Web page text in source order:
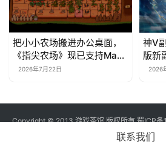
把小小农场搬进办公桌面，
《指尖农场》现已支持Mac
系统！
2026年7月22日
神V
版新
2026
Copyright © 2013 游戏茶馆 版权所有蜀ICP
经营许可证 川B2-
联系我们